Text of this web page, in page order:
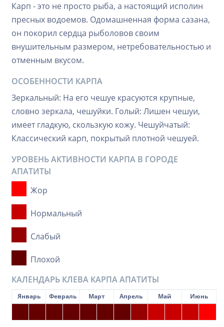
Карп - это не просто рыба, а настоящий исполин
пресных водоемов. Одомашненная форма сазана,
он покорил сердца рыболовов своим
внушительным размером, нетребовательностью и
отменным вкусом.
ОСОБЕННОСТИ КАРПА
Зеркальный: На его чешуе красуются крупные,
словно зеркала, чешуйки. Голый: Лишен чешуи,
имеет гладкую, скользкую кожу. Чешуйчатый:
Классический карп, покрытый плотной чешуей.
УРОВЕНЬ АКТИВНОСТИ КАРПА В ГОРОДЕ
АПАТИТЫ
Жор
Нормальный
Слабый
Плохой
КАЛЕНДАРЬ КЛЕВА КАРПА АПАТИТЫ
Январь Февраль Март Апрель Май Июнь